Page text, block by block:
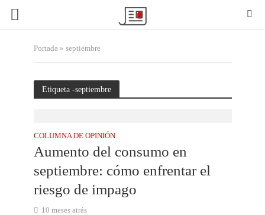
Portada» septiembre
Etiqueta -septiembre
COLUMNA DE OPINIÓN
Aumento del consumo en
septiembre: cómo enfrentar el
riesgo de impago
10 meses atrás